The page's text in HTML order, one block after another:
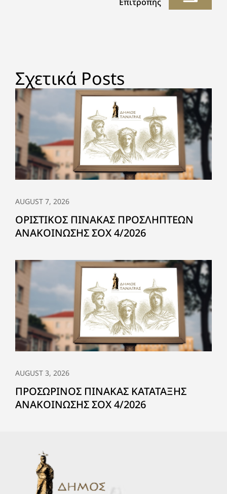
Σχετικά Posts
AUGUST 7, 2026
ΟΡΙΣΤΙΚΟΣ ΠΙΝΑΚΑΣ ΠΡΟΣΛΗΠΤΕΩΝ
ΑΝΑΚΟΙΝΩΣΗΣ ΣΟΧ 4/2026
AUGUST 3, 2026
ΠΡΟΣΩΡΙΝΟΣ ΠΙΝΑΚΑΣ ΚΑΤΑΤΑΞΗΣ
ΑΝΑΚΟΙΝΩΣΗΣ ΣΟΧ 4/2026